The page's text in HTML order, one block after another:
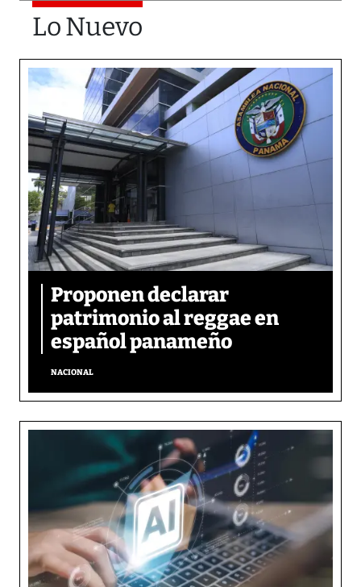
Lo Nuevo
Proponen declarar
patrimonio al reggae en
español panameño
NACIONAL